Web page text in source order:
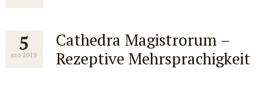
5
szo 2019
Cathedra Magistrorum –
Rezeptive Mehrsprachigkeit